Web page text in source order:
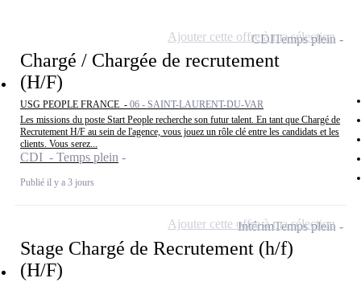
Chargé / Chargée de recrutement
(H/F)
USG PEOPLE FRANCE - 06 - SAINT-LAURENT-DU-VAR
Les missions du poste Start People recherche son futur talent. En tant que Chargé de
Recrutement H/F au sein de l'agence, vous jouez un rôle clé entre les candidats et les
clients. Vous serez...
CDI - Temps plein
Publié il y a 3 jours
CDITemps plein
Ajouter cette offre à ma sélection
Stage Chargé de Recrutement (h/f)
(H/F)
IntérimTemps plein
Ajouter cette offre à ma sélection